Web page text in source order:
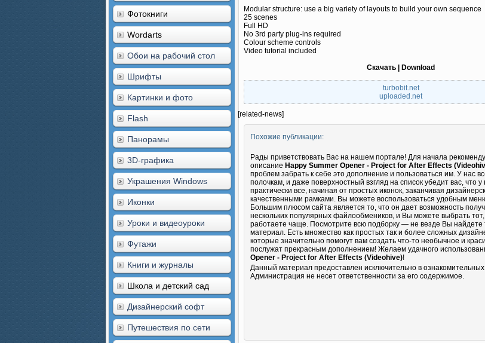
Фотокниги
Wordarts
Обои на рабочий стол
Шрифты
Картинки и фото
Flash
Панорамы
3D-графика
Украшения Windows
Иконки
Уроки и видеоуроки
Футажи
Книги и журналы
Школа и детский сад
Дизайнерский софт
Путешествия по сети
Modular structure: use a big variety of layouts to build your own sequence
25 scenes
Full HD
No 3rd party plug-ins required
Colour scheme controls
Video tutorial included
Скачать | Download
turbobit.net
uploaded.net
[related-news]
Похожие публикации:
Рады приветствовать Вас на нашем портале! Для начала
описание Happy Summer Opener - Project for After Effects
проблем забрать к себе это дополнение и пользоваться им. У нас
полочкам, и даже поверхностный взгляд на список убедит вас, что у
практически все, начиная от простых иконок, заканчивая
качественными рамками. Вы можете воспользоваться удобным
Большим плюсом сайта является то, что он дает возможность
нескольких популярных файлообмеников, и Вы можете выбрать
работаете чаще. Посмотрите всю подборку — не везде Вы найдете
материал. Есть множество как простых так и более сложных
которые значительно помогут вам создать что-то необычное и
послужат прекрасным дополнением! Желаем удачного
Opener - Project for After Effects (Videohive)!
Данный материал предоставлен исключительно в
Администрация не несет ответственности за его содержимое.